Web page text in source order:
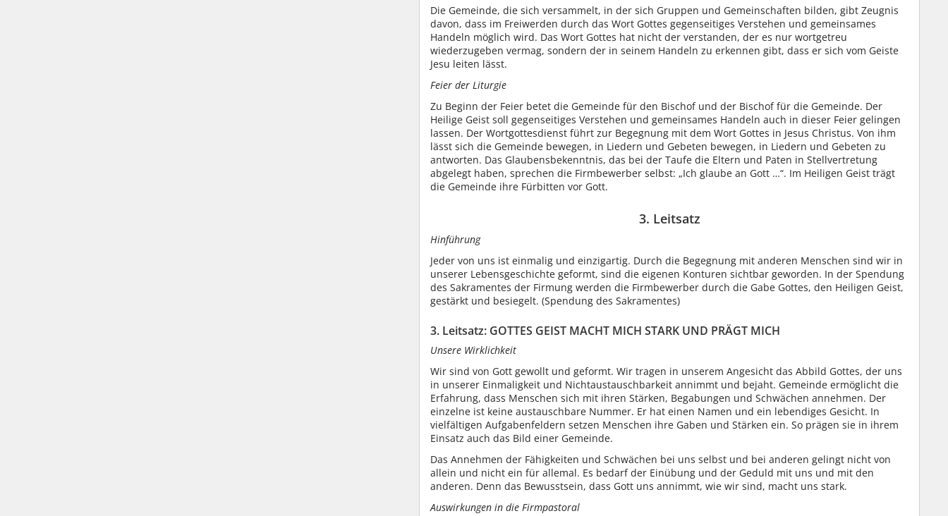
Die Gemeinde, die sich versammelt, in der sich Gruppen und Gemeinschaften bilden, gibt Zeugnis
davon, dass im Freiwerden durch das Wort Gottes gegenseitiges Verstehen und gemeinsames
Handeln möglich wird. Das Wort Gottes hat nicht der verstanden, der es nur wortgetreu
wiederzugeben vermag, sondern der in seinem Handeln zu erkennen gibt, dass er sich vom Geiste
Jesu leiten lässt.
Feier der Liturgie
Zu Beginn der Feier betet die Gemeinde für den Bischof und der Bischof für die Gemeinde. Der
Heilige Geist soll gegenseitiges Verstehen und gemeinsames Handeln auch in dieser Feier gelingen
lassen. Der Wortgottesdienst führt zur Begegnung mit dem Wort Gottes in Jesus Christus. Von ihm
lässt sich die Gemeinde bewegen, in Liedern und Gebeten bewegen, in Liedern und Gebeten zu
antworten. Das Glaubensbekenntnis, das bei der Taufe die Eltern und Paten in Stellvertretung
abgelegt haben, sprechen die Firmbewerber selbst: „Ich glaube an Gott …“. Im Heiligen Geist trägt
die Gemeinde ihre Fürbitten vor Gott.
3. Leitsatz
Hinführung
Jeder von uns ist einmalig und einzigartig. Durch die Begegnung mit anderen Menschen sind wir in
unserer Lebensgeschichte geformt, sind die eigenen Konturen sichtbar geworden. In der Spendung
des Sakramentes der Firmung werden die Firmbewerber durch die Gabe Gottes, den Heiligen Geist,
gestärkt und besiegelt. (Spendung des Sakramentes)
3. Leitsatz: GOTTES GEIST MACHT MICH STARK UND PRÄGT MICH
Unsere Wirklichkeit
Wir sind von Gott gewollt und geformt. Wir tragen in unserem Angesicht das Abbild Gottes, der uns
in unserer Einmaligkeit und Nichtaustauschbarkeit annimmt und bejaht. Gemeinde ermöglicht die
Erfahrung, dass Menschen sich mit ihren Stärken, Begabungen und Schwächen annehmen. Der
einzelne ist keine austauschbare Nummer. Er hat einen Namen und ein lebendiges Gesicht. In
vielfältigen Aufgabenfeldern setzen Menschen ihre Gaben und Stärken ein. So prägen sie in ihrem
Einsatz auch das Bild einer Gemeinde.
Das Annehmen der Fähigkeiten und Schwächen bei uns selbst und bei anderen gelingt nicht von
allein und nicht ein für allemal. Es bedarf der Einübung und der Geduld mit uns und mit den
anderen. Denn das Bewusstsein, dass Gott uns annimmt, wie wir sind, macht uns stark.
Auswirkungen in die Firmpastoral